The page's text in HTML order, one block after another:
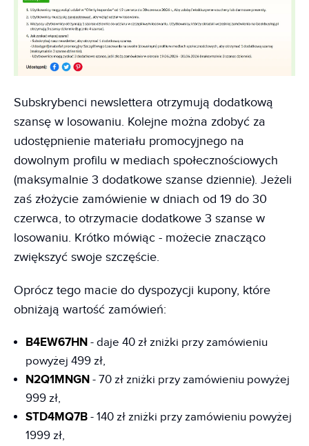
Subskrybenci newslettera otrzymują dodatkową
szansę w losowaniu. Kolejne można zdobyć za
udostępnienie materiału promocyjnego na
dowolnym profilu w mediach społecznościowych
(maksymalnie 3 dodatkowe szanse dziennie). Jeżeli
zaś złożycie zamówienie w dniach od 19 do 30
czerwca, to otrzymacie dodatkowe 3 szanse w
losowaniu. Krótko mówiąc - możecie znacząco
zwiększyć swoje szczęście.
Oprócz tego macie do dyspozycji kupony, które
obniżają wartość zamówień:
B4EW67HN - daje 40 zł zniżki przy zamówieniu
powyżej 499 zł,
N2Q1MNGN - 70 zł zniżki przy zamówieniu powyżej
999 zł,
STD4MQ7B - 140 zł zniżki przy zamówieniu powyżej
1999 zł,